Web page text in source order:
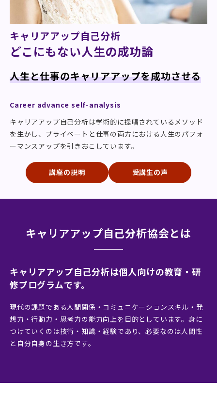
キャリアアップ自己分析
どこにもない人生の成功論
人生と仕事のキャリアアップを成功させる
Career advance self-analysis
キャリアアップ自己分析は学術的に提唱されているメソッド
を生かし、プライベートと仕事の両方における人生のパフォ
ーマンスアップを引きおこしています。
講座の説明 受講生の声
キャリアアップ自己分析協会とは
キャリアアップ自己分析は個人向けの教育・研
修プログラムです。
現代の課題である人間関係・コミュニケーションスキル・発
想力・行動力・思考力の能力向上を 目的としています。身に
つけていくのは技術・知識・経験であり、必要なのは人間性
と自分自身の生き方です。